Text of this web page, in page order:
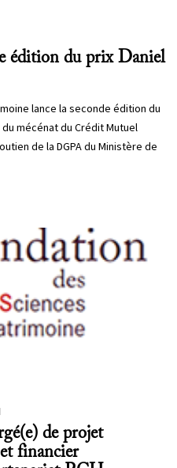
édition du prix Daniel
lance la seconde édition du
mécénat du Crédit Mutuel
de la DGPA du Ministère de
de projet
financier